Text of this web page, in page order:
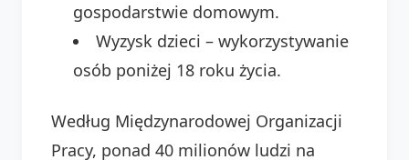
gospodarstwie domowym.
Wyzysk dzieci – wykorzystywanie
osób poniżej 18 roku życia.
Według Międzynarodowej Organizacji
Pracy, ponad 40 milionów ludzi na